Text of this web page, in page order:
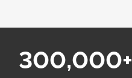
300,000+